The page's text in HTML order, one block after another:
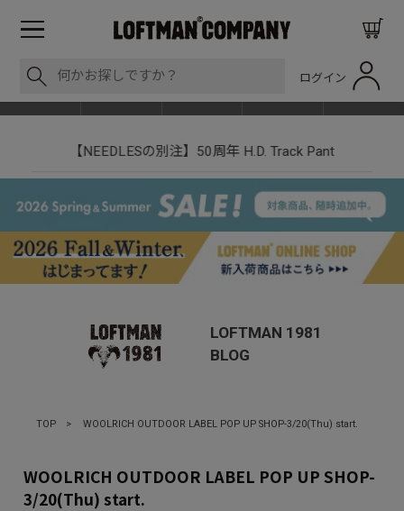
ログイン
【NEEDLESの別注】50周年 H.D. Track Pant
LOFTMAN 1981
BLOG
TOP > WOOLRICH OUTDOOR LABEL POP UP SHOP-3/20(Thu) start.
WOOLRICH OUTDOOR LABEL POP UP SHOP-
3/20(Thu) start.